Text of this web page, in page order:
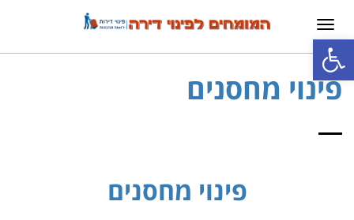
פתח סרגל נגישות
תפריט
פינוי מחסנים
פינוי מחסנים